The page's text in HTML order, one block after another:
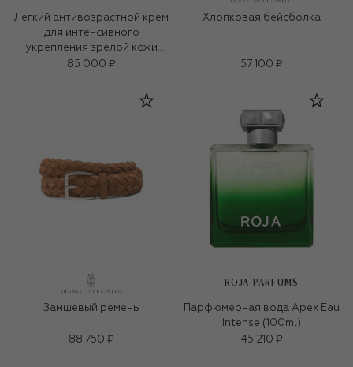
Легкий антивозрастной крем
для интенсивного
укрепления зрелой кожи
«3D-коллаген» (50ml)
85 000 ₽
Хлопковая бейсболка
57 100 ₽
Замшевый ремень
88 750 ₽
ROJA PARFUMS
Парфюмерная вода Apex Eau
Intense (100ml)
45 210 ₽